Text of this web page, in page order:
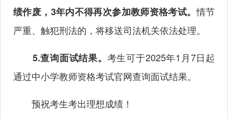
绩作废，3年内不得再次参加教师资格考试。情节
严重、触犯刑法的，将移送司法机关依法处理。
5.查询面试结果。 考生可于2025年1月7日起
通过中小学教师资格考试官网查询面试结果。
预祝考生考出理想成绩！